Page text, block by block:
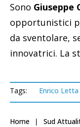
Sono Giuseppe
opportunistici
da sventolare,
innovatrici. La
Tags: Enrico Letta
Home Sud